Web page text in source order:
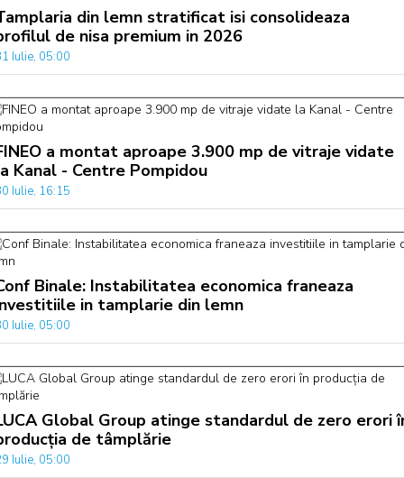
din lemn stratificat isi consolideaza
de nisa premium in 2026
Iulie, 05:00
a montat aproape 3.900 mp de vitraje vidate
Kanal - Centre Pompidou
Iulie, 16:15
Binale: Instabilitatea economica franeaza
in tamplarie din lemn
Iulie, 05:00
Global Group atinge standardul de zero erori
de tâmplărie
Iulie, 05:00